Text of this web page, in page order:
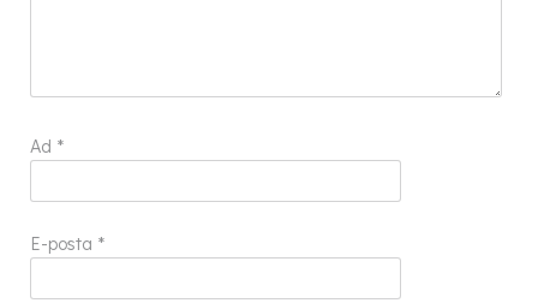
Ad *
E-posta *